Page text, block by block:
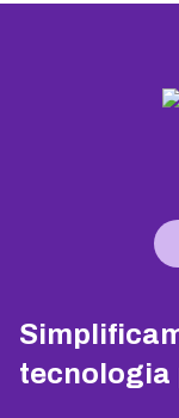
tecnologia